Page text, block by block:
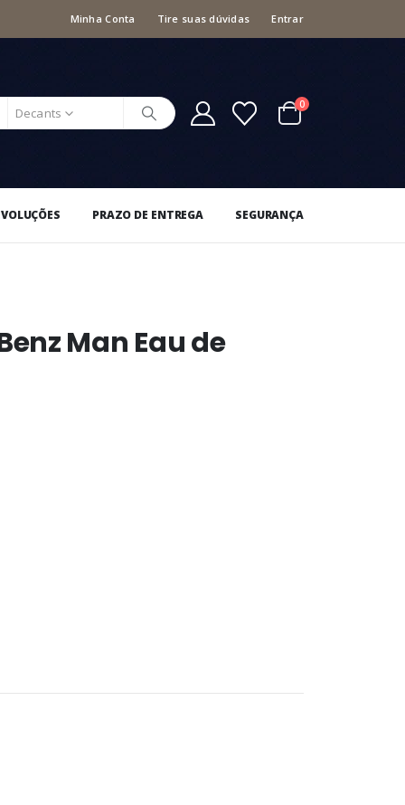
Minha Conta Tire suas dúvidas Entrar
Decants
0
PRAZO DE ENTREGA SEGURANÇA
Man Eau de